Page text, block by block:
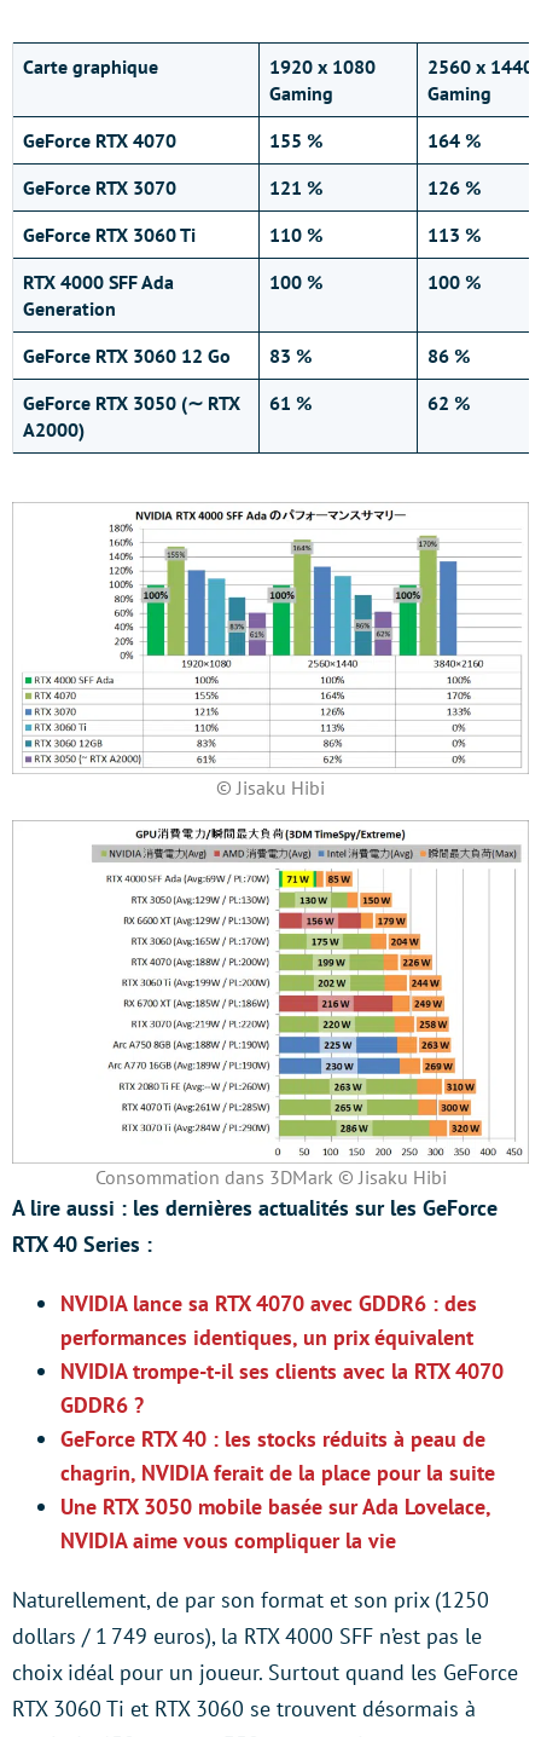
Carte graphique
1920 x 1080
Gaming
2560 x 1440
Gaming
GeForce RTX 4070
155 %
164 %
GeForce RTX 3070
121 %
126 %
GeForce RTX 3060 Ti
110 %
113 %
RTX 4000 SFF Ada
Generation
100 % 100 %
GeForce RTX 3060 12 Go 83 %
86 %
GeForce RTX 3050 (∼ RTX
A2000)
61 % 62 %
© Jisaku Hibi
Consommation dans 3DMark © Jisaku Hibi
A lire aussi : les dernières actualités sur les GeForce
RTX 40 Series :
NVIDIA lance sa RTX 4070 avec GDDR6 : des
performances identiques, un prix équivalent
NVIDIA trompe-t-il ses clients avec la RTX 4070
GDDR6 ?
GeForce RTX 40 : les stocks réduits à peau de
chagrin, NVIDIA ferait de la place pour la suite
Une RTX 3050 mobile basée sur Ada Lovelace,
NVIDIA aime vous compliquer la vie
Naturellement, de par son format et son prix (1250
dollars / 1 749 euros), la RTX 4000 SFF n’est pas le
choix idéal pour un joueur. Surtout quand les GeForce
RTX 3060 Ti et RTX 3060 se trouvent désormais à